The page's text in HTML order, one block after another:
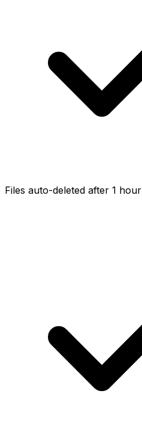
Files auto-deleted after 1 hour